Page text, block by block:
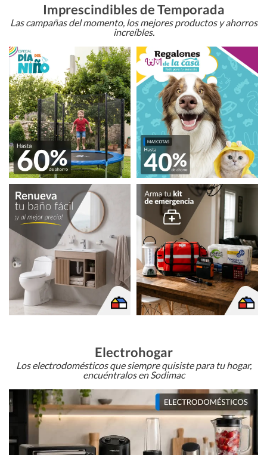
Imprescindibles de Temporada
Las campañas del momento, los mejores productos y ahorros
increíbles.
Electrohogar
Los electrodomésticos que siempre quisiste para tu hogar,
encuéntralos en Sodimac